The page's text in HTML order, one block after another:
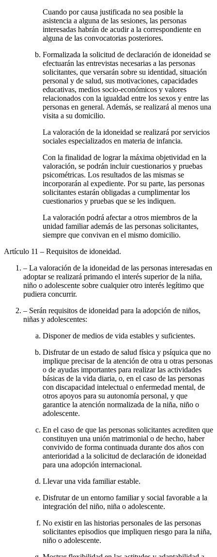
Cuando por causa justificada no sea posible la
asistencia a alguna de las sesiones, las personas
interesadas habrán de acudir a la correspondiente en
alguna de las convocatorias posteriores.
Formalizada la solicitud de declaración de idoneidad se
efectuarán las entrevistas necesarias a las personas
solicitantes, que versarán sobre su identidad, situación
personal y de salud, sus motivaciones, capacidades
educativas, medios socio-económicos y valores
relacionados con la igualdad entre los sexos y entre las
personas en general. Además, se realizará al menos una
visita a su domicilio.
La valoración de la idoneidad se realizará por servicios
sociales especializados en materia de infancia.
Con la finalidad de lograr la máxima objetividad en la
valoración, se podrán incluir cuestionarios y pruebas
psicométricas. Los resultados de las mismas se
incorporarán al expediente. Por su parte, las personas
solicitantes estarán obligadas a cumplimentar los
cuestionarios y pruebas que se les indiquen.
La valoración podrá afectar a otros miembros de la
unidad familiar además de las personas solicitantes,
siempre que convivan en el mismo domicilio.
Artículo 11 – Requisitos de idoneidad.
– La valoración de la idoneidad de las personas interesadas en
adoptar se realizará primando el interés superior de la niña,
niño o adolescente sobre cualquier otro interés legítimo que
pudiera concurrir.
– Serán requisitos de idoneidad para la adopción de niños,
niñas y adolescentes:
Disponer de medios de vida estables y suficientes.
Disfrutar de un estado de salud física y psíquica que no
implique precisar de la atención de otra u otras personas
o de ayudas importantes para realizar las actividades
básicas de la vida diaria, o, en el caso de las personas
con discapacidad intelectual o enfermedad mental, de
otros apoyos para su autonomía personal, y que
garantice la atención normalizada de la niña, niño o
adolescente.
En el caso de que las personas solicitantes acrediten que
constituyen una unión matrimonial o de hecho, haber
convivido de forma continuada durante dos años con
anterioridad a la solicitud de declaración de idoneidad
para una adopción internacional.
Llevar una vida familiar estable.
Disfrutar de un entorno familiar y social favorable a la
integración del niño, niña o adolescente.
No existir en las historias personales de las personas
solicitantes episodios que impliquen riesgo para la niña,
niño o adolescente.